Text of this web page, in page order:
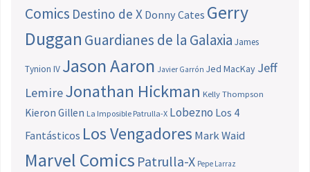
Comics Destino de X Donny Cates Gerry
Duggan Guardianes de la Galaxia James
Tynion IV Jason Aaron Javier Garrón Jed MacKay Jeff
LemireJonathan Hickman Kelly Thompson
Kieron Gillen La Imposible Patrulla-X Lobezno Los 4
Fantásticos Los Vengadores Mark Waid
Marvel Comics Patrulla-X Pepe Larraz